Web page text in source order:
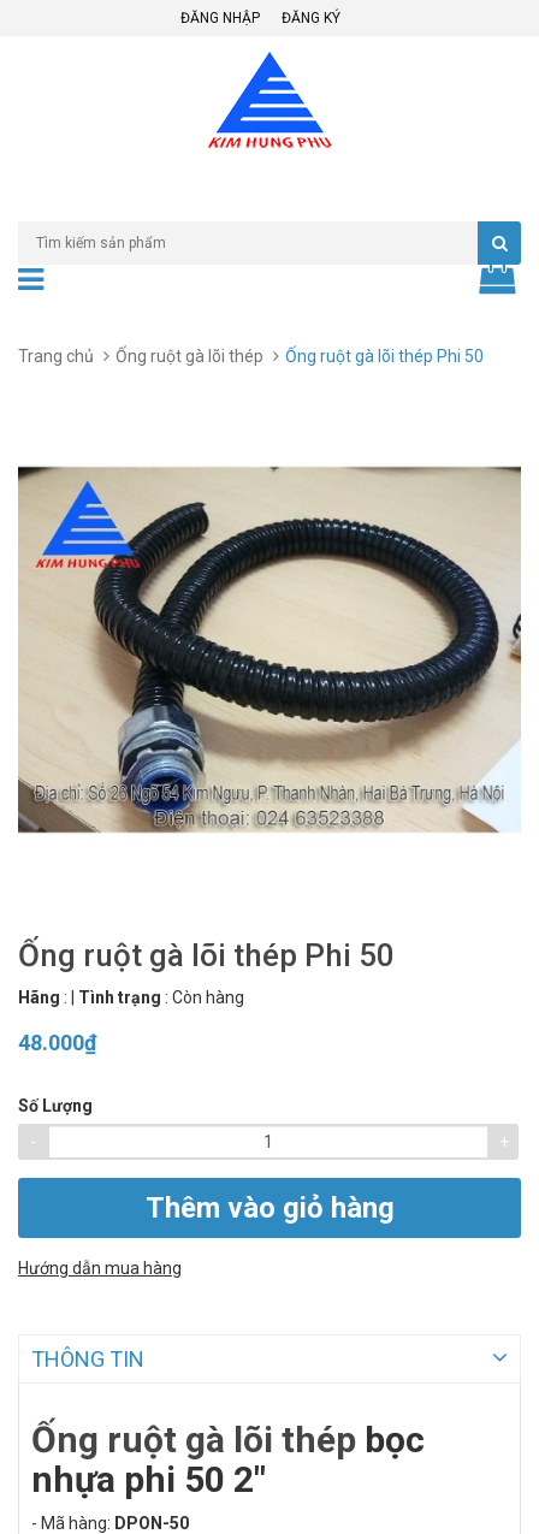
ĐĂNG NHẬP ĐĂNG KÝ
Trang chủ Ống ruột gà lõi thép Ống ruột gà lõi thép Phi 50
Ống ruột gà lõi thép Phi 50
Hãng : Tình trạng : Còn hàng
48.000₫
Số Lượng
-
+
Thêm vào giỏ hàng
Hướng dẫn mua hàng
THÔNG TIN
Ống ruột gà lõi thép bọc
nhựa phi 50 2"
- Mã hàng: DPON-50